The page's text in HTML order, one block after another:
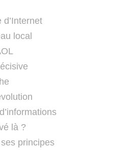
local
là ?
principes